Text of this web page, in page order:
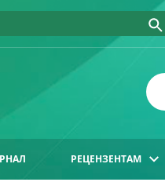
РЕЦЕНЗЕНТАМ